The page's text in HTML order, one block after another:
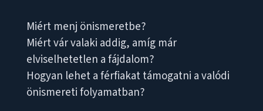
Miért menj önismeretbe?
Miért vár valaki addig, amíg már
elviselhetetlen a fájdalom?
Hogyan lehet a férfiakat támogatni a valódi
önismereti folyamatban?